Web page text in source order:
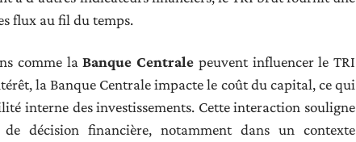
flux au fil du temps.
comme laBanque Centrale peuvent influencer le TRI
la Banque Centrale impacte le coût du capital, ce qui
interne des investissements. Cette interaction souligne
décision financière, notamment dans un contexte